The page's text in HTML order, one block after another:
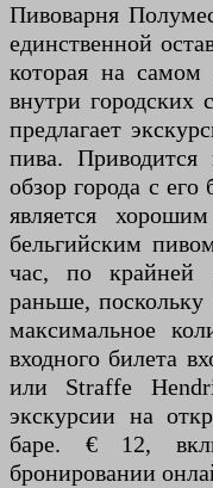
Пивоварня
единственной
которая на
внутри городских
предлагает
пива.
обзор города с
является
бельгийским
час, по крайней
раньше,
максимальное
входного билета
или Straffe
экскурсии на
баре. € 12,
бронировании